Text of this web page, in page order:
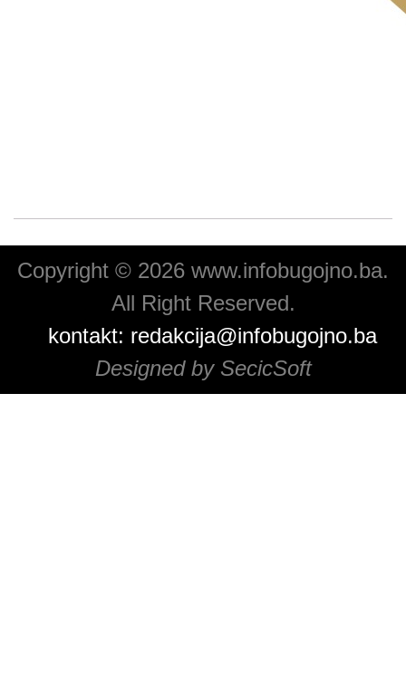
Copyright © 2026 www.infobugojno.ba.
All Right Reserved.
kontakt: redakcija@infobugojno.ba
Designed by SecicSoft